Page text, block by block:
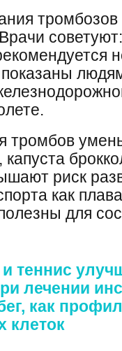
тромбозов
тромбов
риск
как
для
теннис
лечении
как
клеток